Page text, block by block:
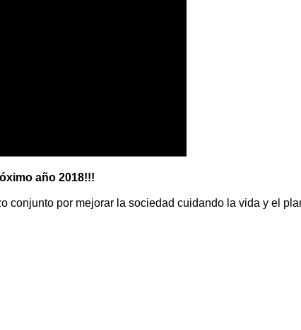
año 2018!!!
conjunto por mejorar la sociedad cuidando la vida y el